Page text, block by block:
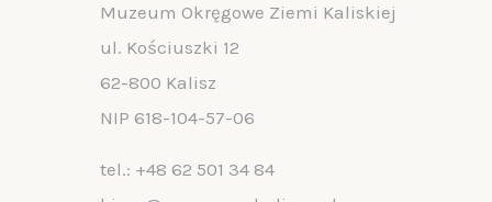
Muzeum Okręgowe Ziemi Kaliskiej
ul. Kościuszki 12
62-800 Kalisz
NIP 618-104-57-06
tel.: +48 62 501 34 84